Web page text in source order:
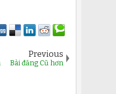
Previous
Bài đăng Cũ hơn